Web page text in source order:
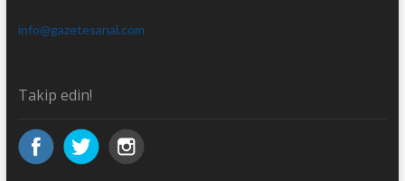
info@gazetesanal.com
Takip edin!